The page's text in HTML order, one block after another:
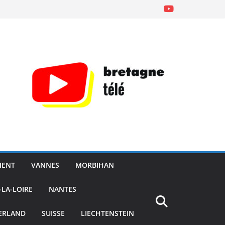
VANNES MORBIHAN
LOIRE NANTES
SUISSE LIECHTENSTEIN